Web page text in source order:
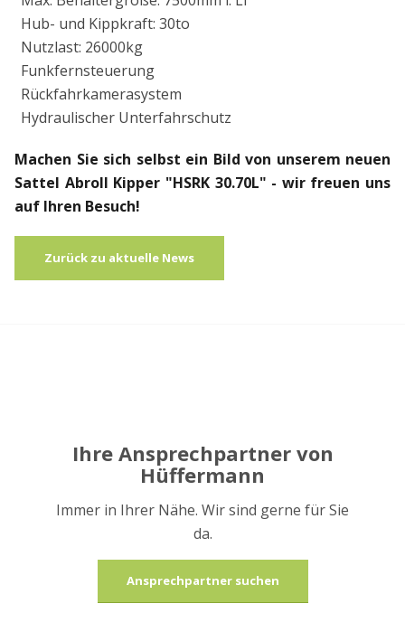
Hub- und Kippkraft: 30to
Nutzlast: 26000kg
Funkfernsteuerung
Rückfahrkamerasystem
Hydraulischer Unterfahrschutz
Machen Sie sich selbst ein Bild von unserem neuen
Sattel Abroll Kipper "HSRK 30.70L" - wir freuen uns
auf Ihren Besuch!
Zurück zu aktuelle News
Ihre Ansprechpartner von
Hüffermann
Immer in Ihrer Nähe. Wir sind gerne für Sie
da.
Ansprechpartner suchen